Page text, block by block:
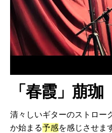
「春霞」萠
清々しいギターのストロー
か始まる予感を感じさせま